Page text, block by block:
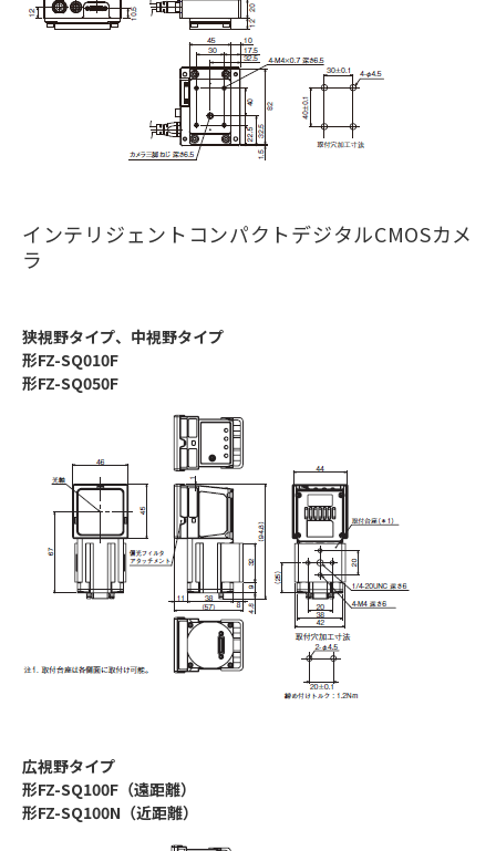
インテリジェントコンパクトデジタルCMOSカメ
ラ
狭視野タイプ、中視野タイプ
形FZ-SQ010F
形FZ-SQ050F
広視野タイプ
形FZ-SQ100F（遠距離）
形FZ-SQ100N（近距離）